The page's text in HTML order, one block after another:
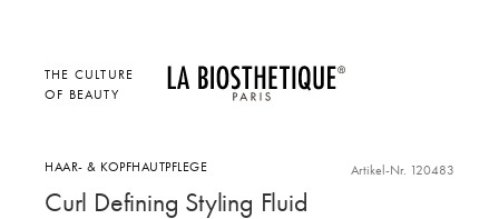
THE CULTURE
OF BEAUTY
HAAR- & KOPFHAUTPFLEGE Artikel-Nr. 120483
Curl Defining Styling Fluid